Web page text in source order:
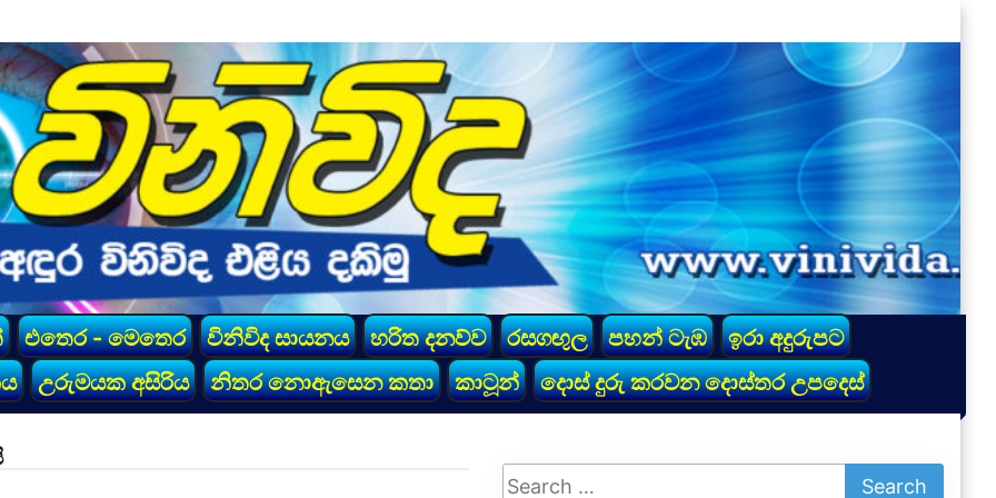
එතෙර - මෙතෙර විනිවිද සායනය හරිත දනව්ව රසගඟුල පහන් ටැඹ
ඉරා අදුරුපට
උරුමයක අසිරිය නිතර නොඇසෙන කතා කාටූන් දොස් දුරු කරවන දොස්තර උපදෙස්